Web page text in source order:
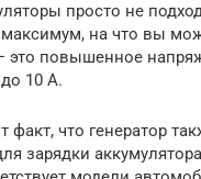
просто не
максимум, на что вы
это повышенное
10 А.
факт, что генератор
зарядки